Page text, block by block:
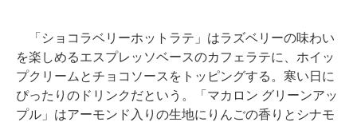
「ショコラベリーホットラテ」はラズベリーの味わい
を楽しめるエスプレッソベースのカフェラテに、ホイッ
プクリームとチョコソースをトッピングする。寒い日に
ぴったりのドリンクだという。「マカロン グリーンアッ
プル」はアーモンド入りの生地にりんごの香りとシナモ